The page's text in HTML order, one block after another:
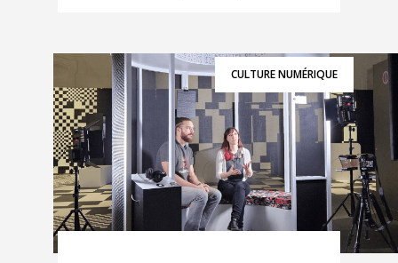
CULTURE NUMÉRIQUE